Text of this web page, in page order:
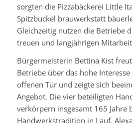
sorgten die Pizzabäckerei Little
Spitzbuckel brauwerkstatt
Gleichzeitig nutzen die Betriebe
treuen und langjährigen
Bürgermeisterin Bettina Kist
Betriebe über das hohe
offenen Tür und zeigte sich
Angebot. Die vier beteiligten
verkörpern insgesamt 165 Jahre
Handwerkstradition in Lauf.